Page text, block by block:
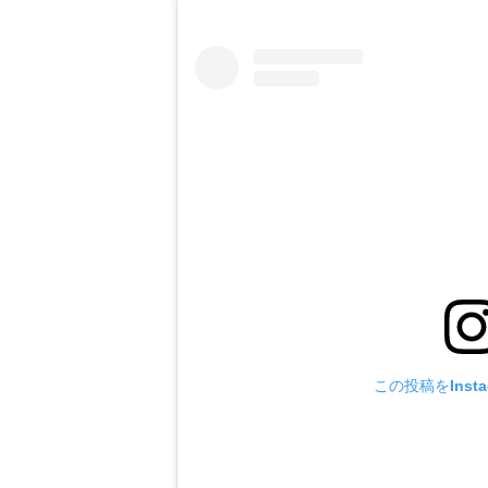
この投稿を